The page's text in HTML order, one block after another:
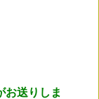
お送りしま